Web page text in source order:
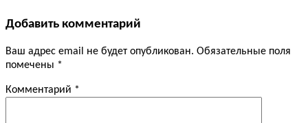
Добавить комментарий
Ваш адрес email не будет опубликован. Обязательные поля
помечены *
Комментарий *